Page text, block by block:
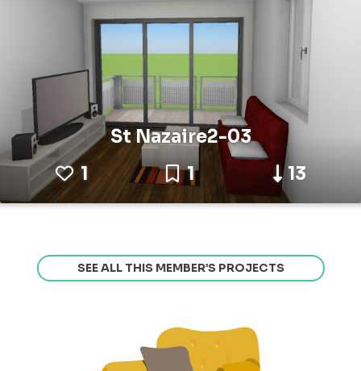
St Nazaire2-03
1
1 13
SEE ALL THIS MEMBER’S PROJECTS